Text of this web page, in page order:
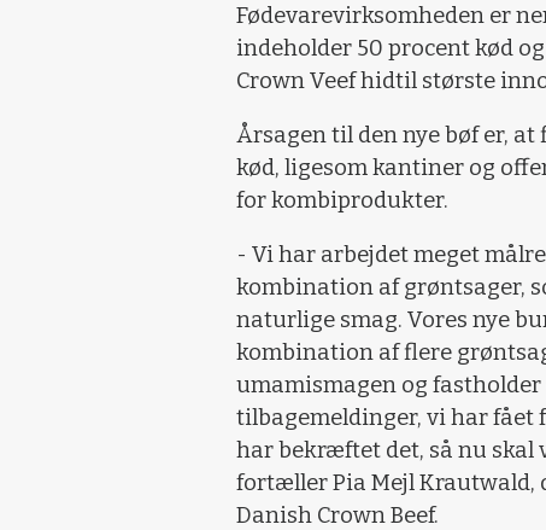
Fødevarevirksomheden er
indeholder 50 procent kød
Crown Veef hidtil største
Årsagen til den nye bøf er,
kød, ligesom kantiner og
for kombiprodukter.
- Vi har arbejdet meget
kombination af grøntsager,
naturlige smag. Vores nye
kombination af flere
umamismagen og
tilbagemeldinger, vi har fået
har bekræftet det, så nu skal
fortæller Pia Mejl
Danish Crown Beef.